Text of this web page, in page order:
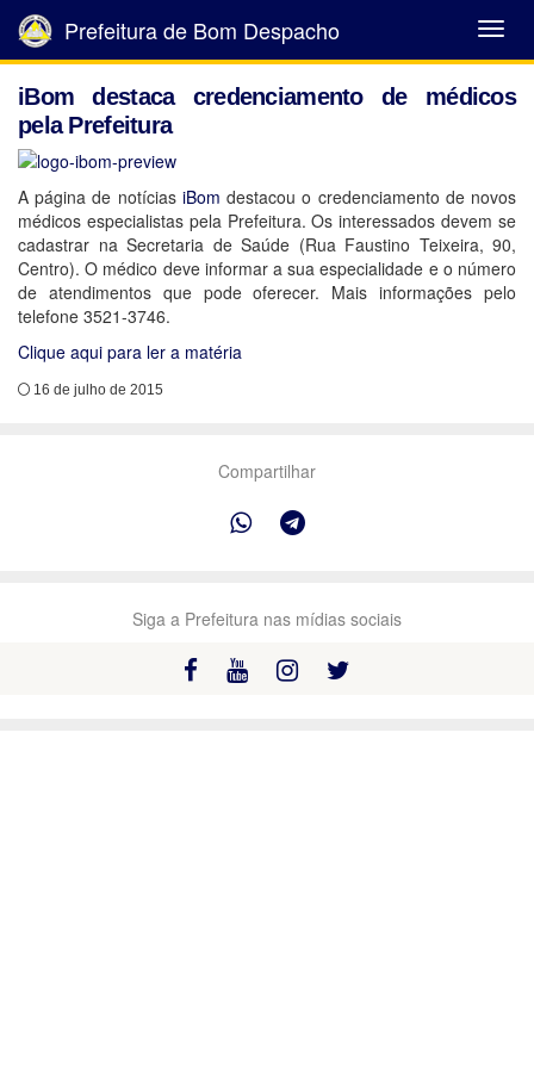
Abrir
Menu
Prefeitura de Bom Despacho
iBom destaca credenciamento de médicos
pela Prefeitura
A página de notícias iBom destacou o credenciamento de novos
médicos especialistas pela Prefeitura. Os interessados devem se
cadastrar na Secretaria de Saúde (Rua Faustino Teixeira, 90,
Centro). O médico deve informar a sua especialidade e o número
de atendimentos que pode oferecer. Mais informações pelo
telefone 3521-3746.
Clique aqui para ler a matéria
16 de julho de 2015
Compartilhar
Siga a Prefeitura nas mídias sociais